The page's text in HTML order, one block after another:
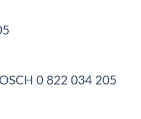
0 822 034 205